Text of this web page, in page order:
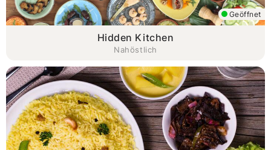
Hidden Kitchen
Nahöstlich
Geöffnet